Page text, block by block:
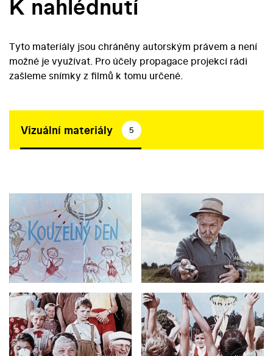
K nahlédnutí
Tyto materiály jsou chráněny autorským právem a není
možné je využívat. Pro účely propagace projekcí rádi
zašleme snímky z filmů k tomu určené.
Vizuální materiály 5